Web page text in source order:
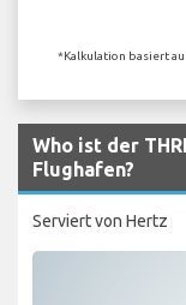
*Kalkulation basiert
Who ist der
Flughafen?
Serviert von Hertz